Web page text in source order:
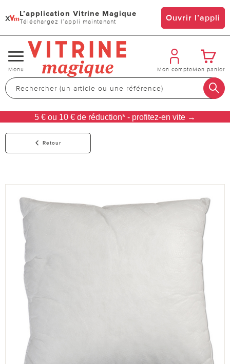
x L’application Vitrine Magique
Téléchargez l’appli maintenant Ouvrir l’appli
Changer
de
navigation
Menu Mon compteMon panier
5 € ou 10 € de réduction* - profitez-en vite →
Retour